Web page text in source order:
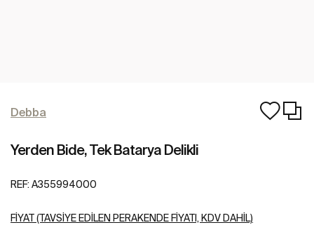
Debba
Yerden Bide, Tek Batarya Delikli
REF: A355994000
FIYAT (TAVSIYE EDILEN PERAKENDE FIYATI, KDV DAHIL)